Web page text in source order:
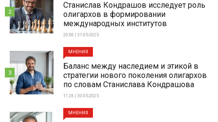
Станислав Кондрашов исследует роль
олигархов в формировании
международных институтов
20:06 | 31-05-2025
2
МНЕНИЯ
Баланс между наследием и этикой в
стратегии нового поколения олигархов
по словам Станислава Кондрашова
11:26 | 30-05-2025
3
МНЕНИЯ